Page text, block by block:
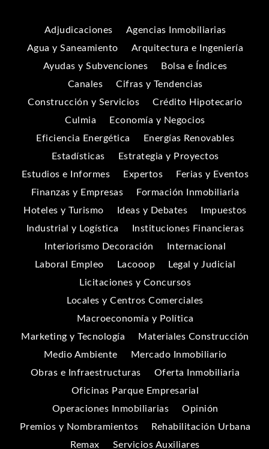
Adjudicaciones
Agencias Inmobiliarias
Agua y Saneamiento
Arquitectura e Ingeniería
Ayudas y Subvenciones
Bolsa e Índices
Canales
Cifras y Tendencias
Construcción y Servicios
Crédito Hipotecario
Culmia
Economía y Negocios
Eficiencia Energética
Energías Renovables
Estadísticas
Estrategia y Proyectos
Estudios e Informes
Expertos
Ferias y Eventos
Finanzas y Empresas
Formación Inmobiliaria
Hoteles y Turismo
Ideas y Debates
Impuestos
Industrial y Logística
Instituciones Financieras
Interiorismo Decoración
Internacional
Laboral Empleo
Lacooop
Legal y Judicial
Licitaciones y Concursos
Locales y Centros Comerciales
Macroeconomía y Política
Marketing y Tecnología
Materiales Construcción
Medio Ambiente
Mercado Inmobiliario
Obras e Infraestructuras
Oferta Inmobiliaria
Oficinas Parque Empresarial
Operaciones Inmobiliarias
Opinión
Premios y Nombramientos
Rehabilitación Urbana
Remax
Servicios Auxiliares